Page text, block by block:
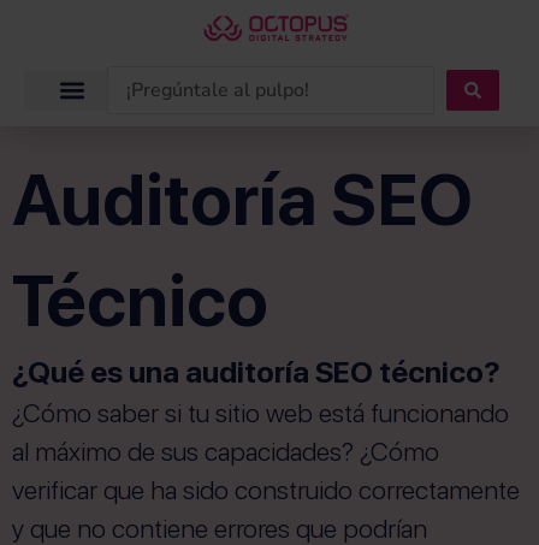
Search
Auditoría SEO
Técnico
¿Qué es una auditoría SEO técnico?
¿Cómo saber si tu sitio web está funcionando
al máximo de sus capacidades? ¿Cómo
verificar que ha sido construido correctamente
y que no contiene errores que podrían